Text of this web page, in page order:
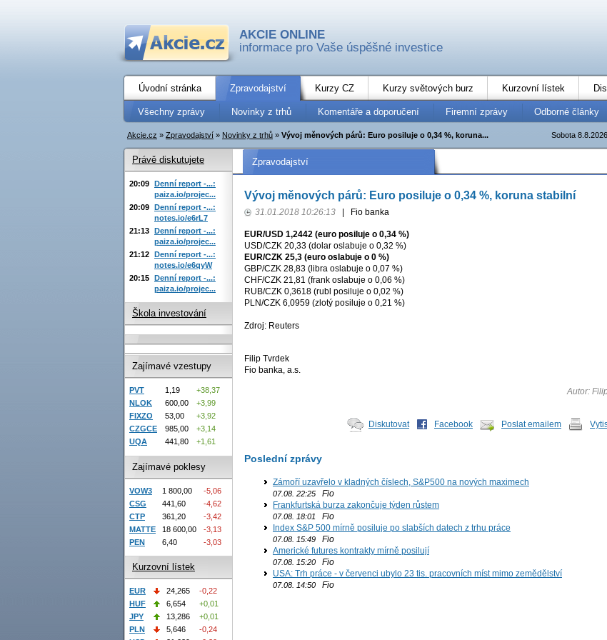
AKCIE ONLINE
informace pro Vaše úspěšné investice
Úvodní stránka Zpravodajství Kurzy CZ Kurzy světových burz Kurzovní lístek
Všechny zprávy Novinky z trhů Komentáře a doporučení Firemní zprávy Odborné články
Sobota
Akcie.cz » Zpravodajství » Novinky z trhů » Vývoj měnových párů: Euro posiluje o 0,34 %, koruna...
Zpravodajství
Vývoj měnových párů: Euro posiluje o 0,34 %, koruna stabilní
31.01.2018 10:26:13 Fio banka
EUR/USD 1,2442 (euro posiluje o 0,34 %)
USD/CZK 20,33 (dolar oslabuje o 0,32 %)
EUR/CZK 25,3 (euro oslabuje o 0 %)
GBP/CZK 28,83 (libra oslabuje o 0,07 %)
CHF/CZK 21,81 (frank oslabuje o 0,06 %)
RUB/CZK 0,3618 (rubl posiluje o 0,02 %)
PLN/CZK 6,0959 (zlotý posiluje o 0,21 %)
Zdroj: Reuters
Filip Tvrdek
Fio banka, a.s.
Autor:
Diskutovat Facebook Poslat emailem
Poslední zprávy
Zámoří uzavřelo v kladných číslech, S&P500 na nových maximech
07.08. 22:25 Fio
Frankfurtská burza zakončuje týden růstem
07.08. 18:01
Fio
Index S&P 500 mírně posiluje po slabších datech z trhu práce
07.08. 15:49 Fio
Americké futures kontrakty mírně posilují
07.08. 15:20 Fio
USA: Trh práce - v červenci ubylo 23 tis. pracovních míst mimo zemědělství
07.08. 14:50 Fio
Právě diskutujete
20:09 Denní report -...:
paiza.io/projec...
20:09 Denní report -...:
notes.io/e6rL7
21:13 Denní report -...:
paiza.io/projec...
21:12 Denní report -...:
notes.io/e6qyW
20:15 Denní report -...:
paiza.io/projec...
Škola investování
Zajímavé vzestupy
PVT 1,19
+38,37
NLOK
600,00
+3,99
FIXZO
53,00
+3,92
CZGCE
985,00
+3,14
UQA
441,80 +1,61
Zajímavé poklesy
VOW3 1 800,00
-5,06
CSG
441,60
-4,62
CTP
361,20
-3,42
MATTE
18 600,00
-3,13
PEN
6,40 -3,03
Kurzovní lístek
EUR 24,265
-0,22
HUF
6,654
+0,01
JPY
13,286
+0,01
PLN
5,646
-0,24